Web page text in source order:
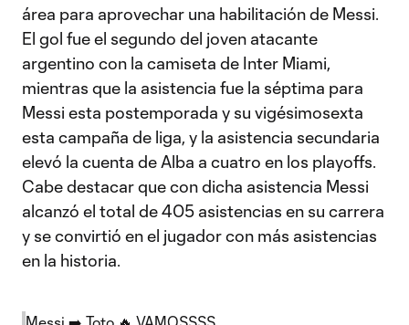
área para aprovechar una habilitación de Messi.
El gol fue el segundo del joven atacante
argentino con la camiseta de Inter Miami,
mientras que la asistencia fue la séptima para
Messi esta postemporada y su vigésimosexta
esta campaña de liga, y la asistencia secundaria
elevó la cuenta de Alba a cuatro en los playoffs.
Cabe destacar que con dicha asistencia Messi
alcanzó el total de 405 asistencias en su carrera
y se convirtió en el jugador con más asistencias
en la historia.